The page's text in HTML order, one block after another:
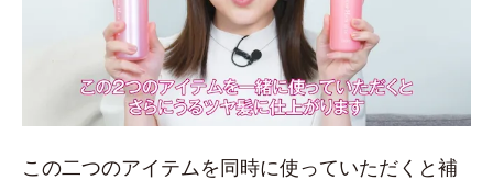
この二つのアイテムを同時に使っていただくと補